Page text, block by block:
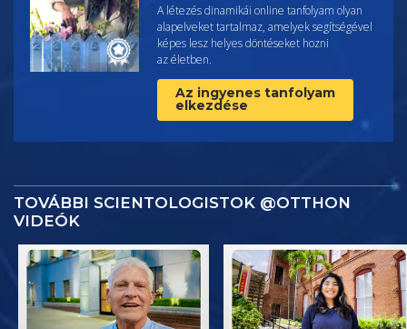
A létezés dinamikái online tanfolyam olyan
alapelveket tartalmaz, amelyek segítségével
képes lesz helyes döntéseket hozni
az életben.
Az ingyenes tanfolyam
elkezdése
TOVÁBBI SCIENTOLOGISTOK @OTTHON
VIDEÓK